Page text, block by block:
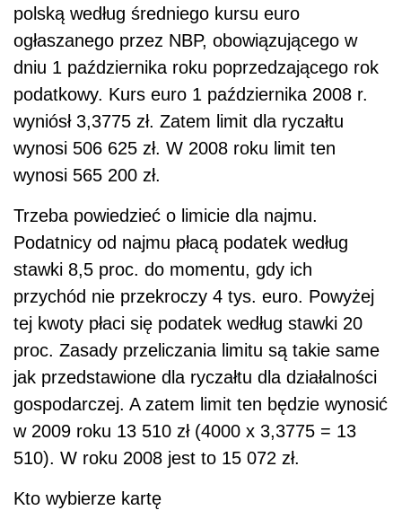
polską według średniego kursu euro
ogłaszanego przez NBP, obowiązującego w
dniu 1 października roku poprzedzającego rok
podatkowy. Kurs euro 1 października 2008 r.
wyniósł 3,3775 zł. Zatem limit dla ryczałtu
wynosi 506 625 zł. W 2008 roku limit ten
wynosi 565 200 zł.
Trzeba powiedzieć o limicie dla najmu.
Podatnicy od najmu płacą podatek według
stawki 8,5 proc. do momentu, gdy ich
przychód nie przekroczy 4 tys. euro. Powyżej
tej kwoty płaci się podatek według stawki 20
proc. Zasady przeliczania limitu są takie same
jak przedstawione dla ryczałtu dla działalności
gospodarczej. A zatem limit ten będzie wynosić
w 2009 roku 13 510 zł (4000 x 3,3775 = 13
510). W roku 2008 jest to 15 072 zł.
Kto wybierze kartę